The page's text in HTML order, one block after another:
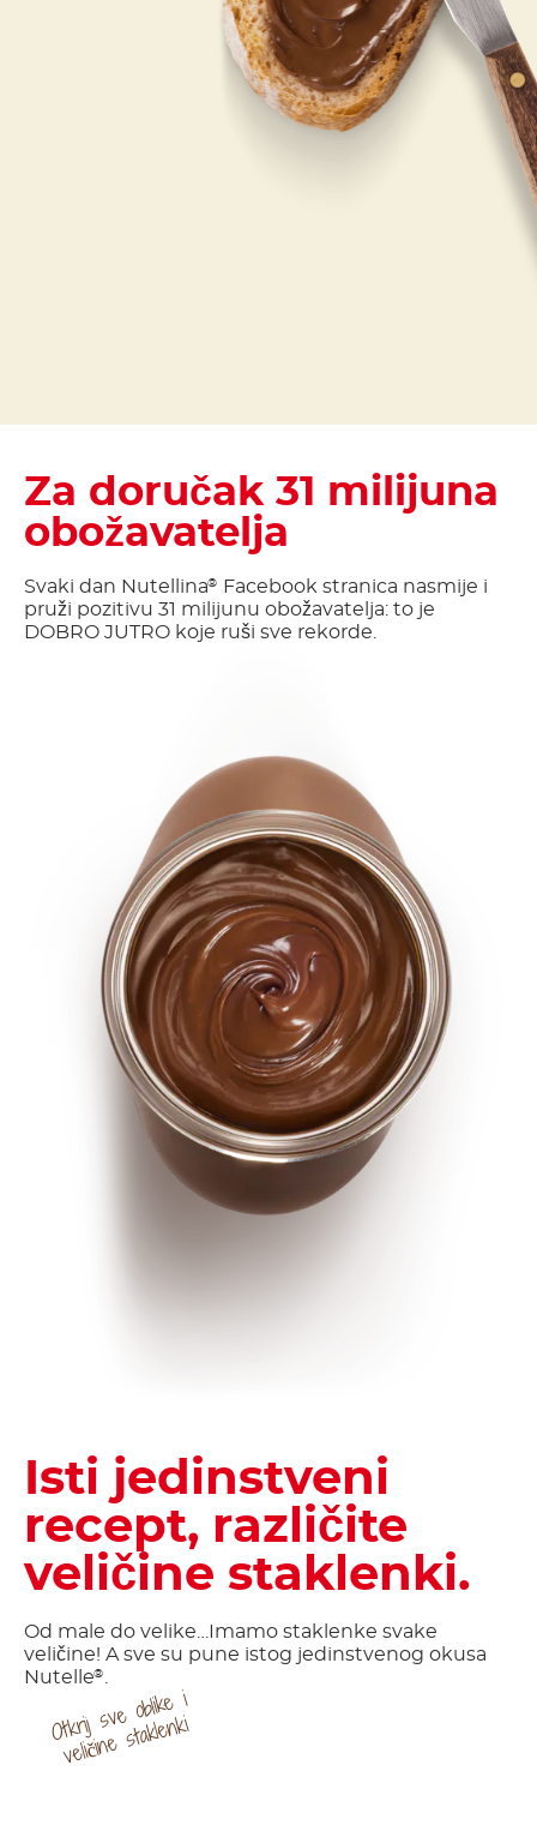
Za doručak 31 milijuna
obožavatelja
Svaki dan Nutellina®
Facebook stranica nasmije i
pruži pozitivu 31 milijunu obožavatelja: to je
DOBRO JUTRO koje ruši sve rekorde.
Isti jedinstveni
recept, različite
veličine staklenki.
Od male do velike…Imamo staklenke svake
veličine! A sve su pune istog jedinstvenog okusa
Nutelle®
Otkrij
sv
e
o
blik
e
i
v
eli
či
n
e
stakl
e
nki